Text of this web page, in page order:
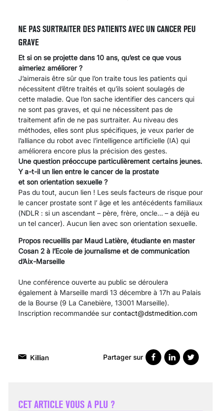
NE PAS SURTRAITER DES PATIENTS AVEC UN CANCER PEU
GRAVE
Et si on se projette dans 10 ans, qu’est ce que vous
aimeriez améliorer ?
J’aimerais être sûr que l’on traite tous les patients qui
nécessitent d’être traités et qu’ils soient soulagés de
cette maladie. Que l’on sache identifier des cancers qui
ne sont pas graves, et qui ne nécessitent pas de
traitement afin de ne pas surtraiter. Au niveau des
méthodes, elles sont plus spécifiques, je veux parler de
l’alliance du robot avec l’intelligence artificielle (IA) qui
améliorera encore plus la précision des gestes.
Une question préoccupe particulièrement certains jeunes.
Y a-t-il un lien entre le cancer de la prostate
et son orientation sexuelle ?
Pas du tout, aucun lien ! Les seuls facteurs de risque pour
le cancer prostate sont l’ âge et les antécédents familiaux
(NDLR : si un ascendant – père, frère, oncle… – a déjà eu
un tel cancer). Aucun lien avec son orientation sexuelle.
Propos recueillis par Maud Latière, étudiante en master
Cosan 2 à l’Ecole de journalisme et de communication
d’Aix-Marseille
Une conférence ouverte au public se déroulera
également à Marseille mardi 13 décembre à 17h au Palais
de la Bourse (9 La Canebière, 13001 Marseille).
Inscription recommandée sur contact@dstmedition.com
Killian Partager sur
CET ARTICLE VOUS A PLU ?